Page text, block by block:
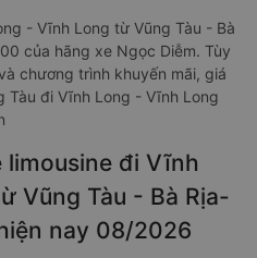
- Vĩnh Long từ Vũng Tàu - Bà
của hãng xe Ngọc Diễm. Tùy
chương trình khuyến mãi, giá
Tàu đi Vĩnh Long - Vĩnh Long
limousine đi Vĩnh
Vũng Tàu - Bà Rịa-
nay 08/2026